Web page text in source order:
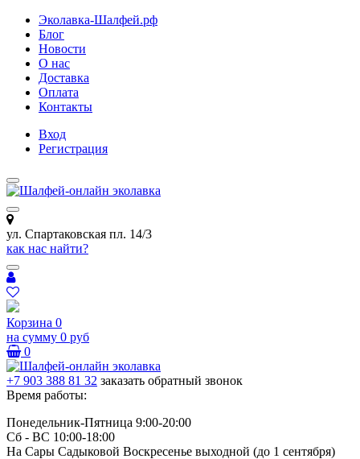
Эколавка-Шалфей.рф
Блог
Новости
О нас
Доставка
Оплата
Контакты
Вход
Регистрация
ул. Спартаковская пл. 14/3
как нас найти?
Корзина 0
на сумму 0 руб
0
+7 903 388 81 32 заказать обратный звонок
Время работы:
Понедельник-Пятница 9:00-20:00
Сб - ВС 10:00-18:00
На Сары Садыковой Воскресенье выходной (до 1 сентября)